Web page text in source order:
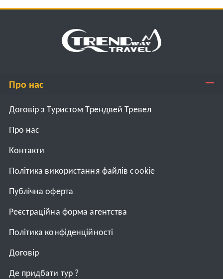
Про нас
Договір з Туристом Трендвей Тревел
Про нас
Контакти
Політика використання файлів cookie
Публічна оферта
Реєстраційна форма агентства
Політика конфіденційності
Договiр
Де придбати тур ?